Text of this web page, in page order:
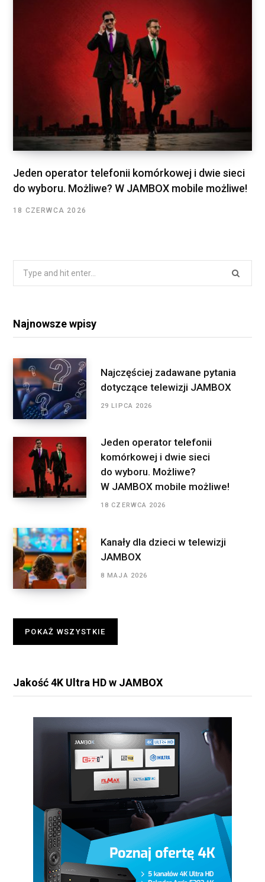
Jeden operator telefonii komórkowej i dwie sieci
do wyboru. Możliwe? W JAMBOX mobile możliwe!
18 CZERWCA 2026
Najnowsze wpisy
Najczęściej zadawane pytania
dotyczące telewizji JAMBOX
29 LIPCA 2026
Jeden operator telefonii
komórkowej i dwie sieci
do wyboru. Możliwe?
W JAMBOX mobile możliwe!
18 CZERWCA 2026
Kanały dla dzieci w telewizji
JAMBOX
8 MAJA 2026
POKAŻ WSZYSTKIE
Jakość 4K Ultra HD w JAMBOX